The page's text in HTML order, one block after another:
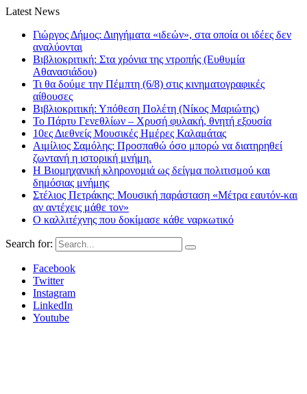
Latest News
Γιώργος Δήμος: Διηγήματα «ιδεών», στα οποία οι ιδέες δεν
αναλύονται
Βιβλιοκριτική: Στα χρόνια της ντροπής (Ευθυμία
Αθανασιάδου)
Τι θα δούμε την Πέμπτη (6/8) στις κινηματογραφικές
αίθουσες
Βιβλιοκριτική: Υπόθεση Πολέτη (Νίκος Μαριώτης)
Το Πάρτυ Γενεθλίων – Χρυσή φυλακή, θνητή εξουσία
10ες Διεθνείς Μουσικές Ημέρες Καλαμάτας
Αιμίλιος Σαμόλης: Προσπαθώ όσο μπορώ να διατηρηθεί
ζωντανή η ιστορική μνήμη.
Η Βιομηχανική κληρονομιά ως δείγμα πολιτισμού και
δημόσιας μνήμης
Στέλιος Πετράκης: Μουσική παράσταση «Μέτρα εαυτόν-και
αν αντέχεις μάθε τον»
Ο καλλιτέχνης που δοκίμασε κάθε ναρκωτικό
Search for:
Facebook
Twitter
Instagram
LinkedIn
Youtube